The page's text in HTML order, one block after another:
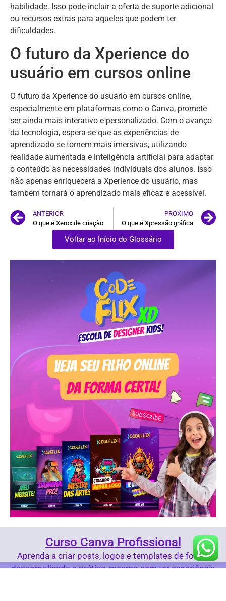
habilidade. Isso pode incluir a oferta de suporte adicional
ou recursos extras para aqueles que podem ter
dificuldades.
O futuro da Xperience do
usuário em cursos online
O futuro da Xperience do usuário em cursos online,
especialmente em plataformas como o Canva, promete
ser ainda mais interativo e personalizado. Com o avanço
da tecnologia, espera-se que as experiências de
aprendizado se tornem mais imersivas, utilizando
realidade aumentada e inteligência artificial para adaptar
o conteúdo às necessidades individuais dos alunos. Isso
não apenas enriquecerá a Xperience do usuário, mas
também tornará o aprendizado mais eficaz e acessível.
ANTERIOR
O que é Xerox de criação
PRÓXIMO
O que é Xpressão gráfica
Voltar ao Início do Glossário
Curso Canva Profissional
Aprenda a criar posts, logos e templates de forma
descomplicada e prática, mesmo sem ter experiência